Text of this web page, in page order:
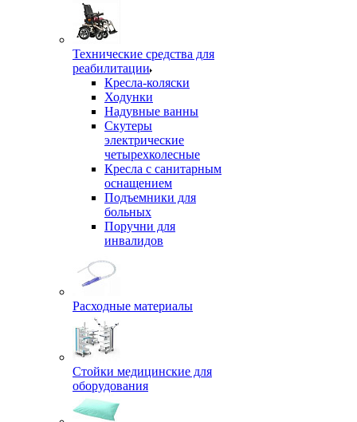
Технические средства для
реабилитации
Кресла-коляски
Ходунки
Надувные ванны
Скутеры
электрические
четырехколесные
Кресла с санитарным
оснащением
Подъемники для
больных
Поручни для
инвалидов
Расходные материалы
Стойки медицинские для
оборудования